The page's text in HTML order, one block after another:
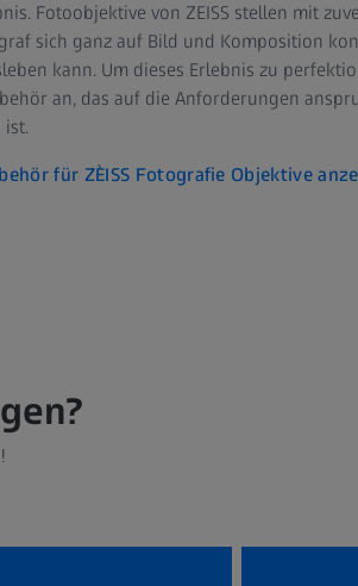
Fotoobjektive von ZEISS stellen mit
sich ganz auf Bild und Komposition
kann. Um dieses Erlebnis zu
an, das auf die Anforderungen
ist.
für ZÈISS Fotografie Objektive